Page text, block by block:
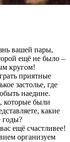
вашей пары,
ещё не было –
кругом!
приятные
застолье, где
наедине.
которые были
какие
годы?
ещё счастливее!
организуем